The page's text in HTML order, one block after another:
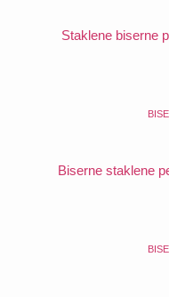
Staklene biserne
Biserne staklene